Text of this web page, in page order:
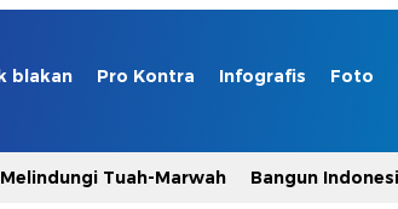
blakan Pro Kontra Infografis Foto
Melindungi Tuah-Marwah Bangun